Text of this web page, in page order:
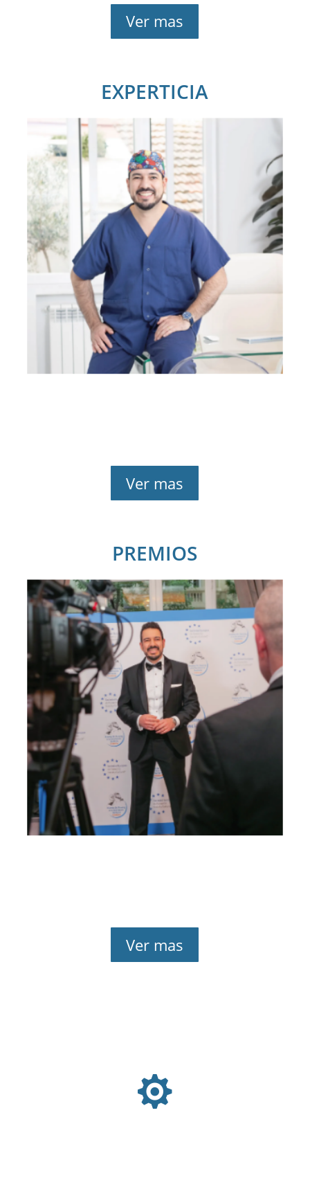
Ver mas
EXPERTICIA
Nuestra trayectoria
incluye más de 2,000
casos
Ver mas
PREMIOS
Nuestro trabajo ha
sido reconocidos con
múltiples premios
Ver mas
